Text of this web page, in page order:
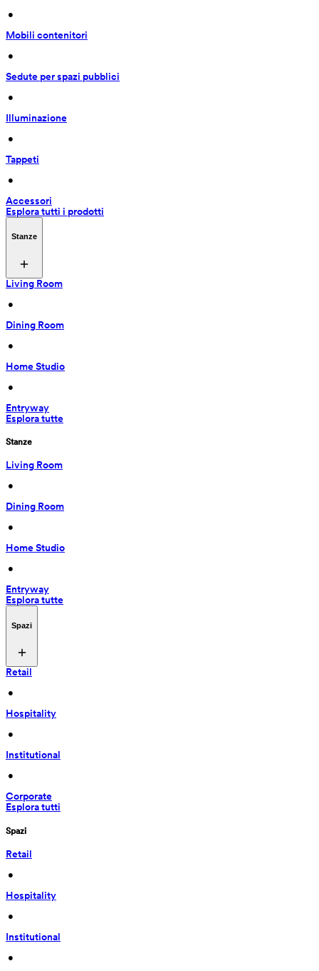
•
Mobili contenitori
•
Sedute per spazi pubblici
•
Illuminazione
•
Tappeti
•
Accessori
Esplora tutti i prodotti
Stanze
Living Room
•
Dining Room
•
Home Studio
•
Entryway
Esplora tutte
Stanze
Living Room
•
Dining Room
•
Home Studio
•
Entryway
Esplora tutte
Spazi
Retail
•
Hospitality
•
Institutional
•
Corporate
Esplora tutti
Spazi
Retail
•
Hospitality
•
Institutional
•